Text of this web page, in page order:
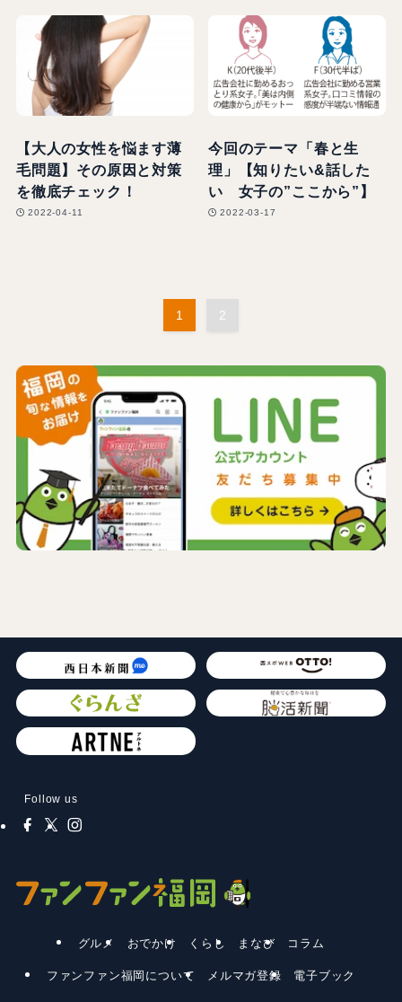
【大人の女性を悩ます薄
毛問題】その原因と対策
を徹底チェック！
2022-04-11
今回のテーマ「春と生
理」【知りたい&話した
い 女子の”ここから”】
2022-03-17
1 2
Follow us
グルメ おでかけ くらし まなび コラム
ファンファン福岡について メルマガ登録 電子ブック